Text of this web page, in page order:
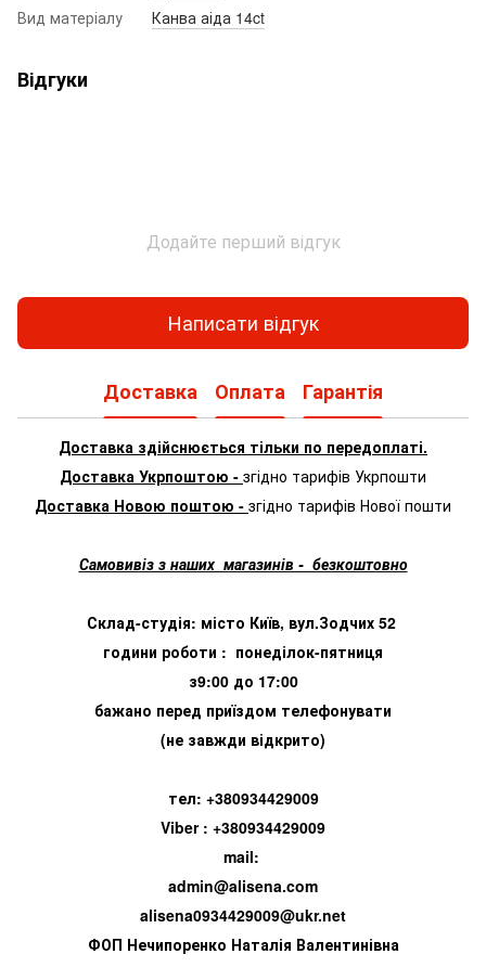
Вид матеріалу
Канва аіда 14ct
Відгуки
Додайте перший відгук
Написати відгук
Доставка Оплата Гарантія
Доставка здійснюється тільки по передоплаті.
Доставка Укрпоштою - згідно тарифів Укрпошти
Доставка Новою поштою - згідно тарифів Нової пошти
Самовивіз з наших магазинів - безкоштовно
Склад-студія: місто Київ, вул.Зодчих 52
години роботи : понеділок-пятниця
з9:00 до 17:00
бажано перед приїздом телефонувати
(не завжди відкрито)
тел: +380934429009
Viber : +380934429009
mail:
admin@alisena.com
alisena0934429009@ukr.net
ФОП Нечипоренко Наталія Валентинівна